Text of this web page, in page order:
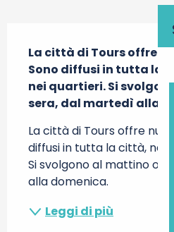
La città di Tours offre
Sono diffusi in tutta la
nei quartieri. Si
sera, dal martedì alla
La città di Tours offre
diffusi in tutta la città, nel
Si svolgono al mattino o
alla domenica.
Leggi di più